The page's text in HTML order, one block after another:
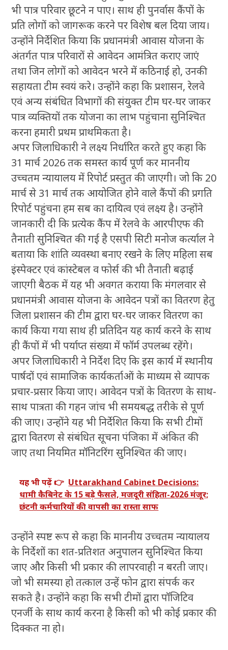
भी पात्र परिवार छूटने न पाए। साथ ही पुनर्वास कैंपों के
प्रति लोगों को जागरूक करने पर विशेष बल दिया जाय।
उन्होंने निर्देशित किया कि प्रधानमंत्री आवास योजना के
अंतर्गत पात्र परिवारों से आवेदन आमंत्रित कराए जाएं
तथा जिन लोगों को आवेदन भरने में कठिनाई हो, उनकी
सहायता टीम स्वयं करे। उन्होंने कहा कि प्रशासन, रेलवे
एवं अन्य संबंधित विभागों की संयुक्त टीम घर-घर जाकर
पात्र व्यक्तियों तक योजना का लाभ पहुंचाना सुनिश्चित
करना हमारी प्रथम प्राथमिकता है।
अपर जिलाधिकारी ने लक्ष्य निर्धारित करते हुए कहा कि
31 मार्च 2026 तक समस्त कार्य पूर्ण कर माननीय
उच्चतम न्यायालय में रिपोर्ट प्रस्तुत की जाएगी। जो कि 20
मार्च से 31 मार्च तक आयोजित होने वाले कैंपों की प्रगति
रिपोर्ट पहुंचना हम सब का दायित्व एवं लक्ष्य है। उन्होंने
जानकारी दी कि प्रत्येक कैंप में रेलवे के आरपीएफ की
तैनाती सुनिश्चित की गई है एसपी सिटी मनोज कर्त्याल ने
बताया कि शांति व्यवस्था बनाए रखने के लिए महिला सब
इंस्पेक्टर एवं कांस्टेबल व फोर्स की भी तैनाती बढ़ाई
जाएगी बैठक में यह भी अवगत कराया कि मंगलवार से
प्रधानमंत्री आवास योजना के आवेदन पत्रों का वितरण हेतु
जिला प्रशासन की टीम द्वारा घर-घर जाकर वितरण का
कार्य किया गया साथ ही प्रतिदिन यह कार्य करने के साथ
ही कैंपों में भी पर्याप्त संख्या में फॉर्म उपलब्ध रहेंगे।
अपर जिलाधिकारी ने निर्देश दिए कि इस कार्य में स्थानीय
पार्षदों एवं सामाजिक कार्यकर्ताओं के माध्यम से व्यापक
प्रचार-प्रसार किया जाए। आवेदन पत्रों के वितरण के साथ-
साथ पात्रता की गहन जांच भी समयबद्ध तरीके से पूर्ण
की जाए। उन्होंने यह भी निर्देशित किया कि सभी टीमों
द्वारा वितरण से संबंधित सूचना पंजिका में अंकित की
जाए तथा नियमित मॉनिटरिंग सुनिश्चित की जाए।
यह भी पढ़ें 👉 Uttarakhand Cabinet Decisions:
धामी कैबिनेट के 15 बड़े फैसले, मजदूरी संहिता-2026 मंजूर;
छंटनी कर्मचारियों की वापसी का रास्ता साफ
उन्होंने स्पष्ट रूप से कहा कि माननीय उच्चतम न्यायालय
के निर्देशों का शत-प्रतिशत अनुपालन सुनिश्चित किया
जाए और किसी भी प्रकार की लापरवाही न बरती जाए।
जो भी समस्या हो तत्काल उन्हें फोन द्वारा संपर्क कर
सकते है। उन्होंने कहा कि सभी टीमों द्वारा पॉजिटिव
एनर्जी के साथ कार्य करना है किसी को भी कोई प्रकार की
दिक्कत ना हो।